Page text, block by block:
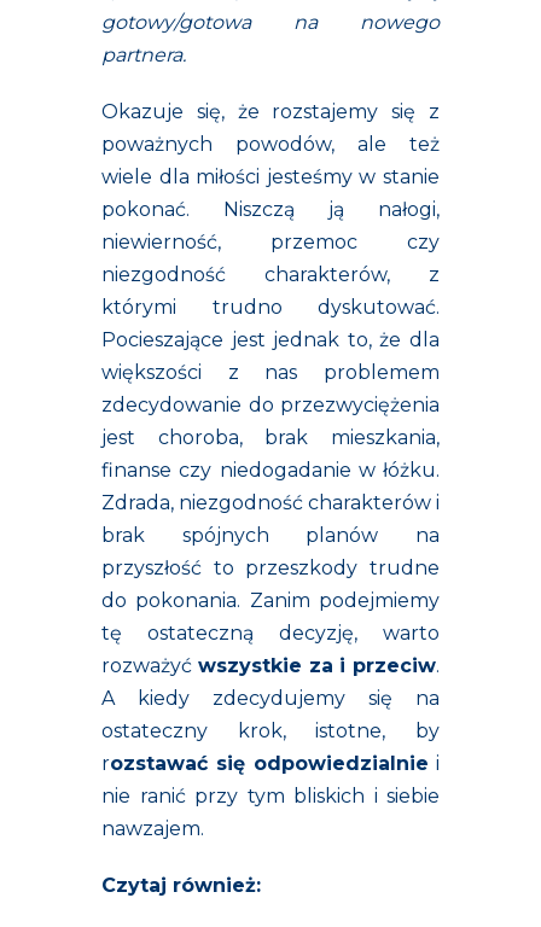
gotowy/gotowa na nowego
partnera.
Okazuje się, że rozstajemy się z
poważnych powodów, ale też
wiele dla miłości jesteśmy w stanie
pokonać. Niszczą ją nałogi,
niewierność, przemoc czy
niezgodność charakterów, z
którymi trudno dyskutować.
Pocieszające jest jednak to, że dla
większości z nas problemem
zdecydowanie do przezwyciężenia
jest choroba, brak mieszkania,
finanse czy niedogadanie w łóżku.
Zdrada, niezgodność charakterów i
brak spójnych planów na
przyszłość to przeszkody trudne
do pokonania. Zanim podejmiemy
tę ostateczną decyzję, warto
rozważyć wszystkie za i przeciw.
A kiedy zdecydujemy się na
ostateczny krok, istotne, by
rozstawać się odpowiedzialnie i
nie ranić przy tym bliskich i siebie
nawzajem.
Czytaj również: